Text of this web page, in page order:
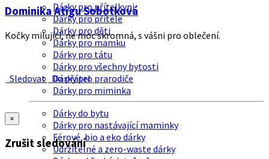
Dárky pro přítelkyni
Dárky pro přítele
Dárky pro děti
Dárky pro mamku
Dárky pro tátu
Dárky pro všechny bytosti
Dárky pro prarodiče
Dárky pro miminka
Dárky do bytu
Dárky pro nastávající maminky
Férové, bio a eko dárky
Udržitelné a zero-waste dárky
Dominika Atigu Sobotková
Kočky milující, ne moc skromná, s vášni pro oblečení.
Sledovat Do přátel
×
Zrušit sledování